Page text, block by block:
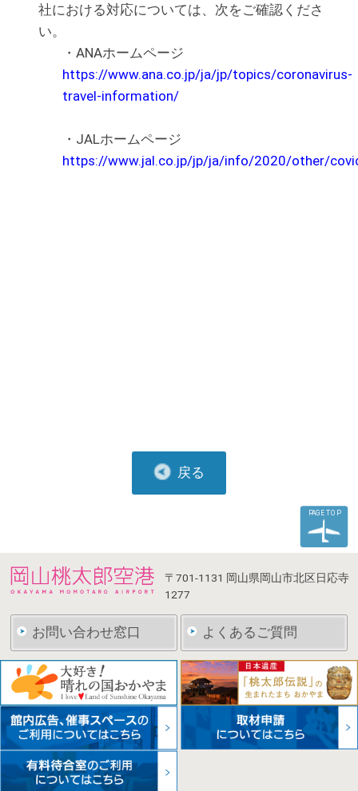
社における対応については、次をご確認くださ
い。
・ANAホームページ
https://www.ana.co.jp/ja/jp/topics/coronavirus-
travel-information/
・JALホームページ
https://www.jal.co.jp/jp/ja/info/2020/other/
戻る
PAGE TOP
〒701-1131 岡山県岡山市北区日応寺
1277
お問い合わせ窓口 よくあるご質問